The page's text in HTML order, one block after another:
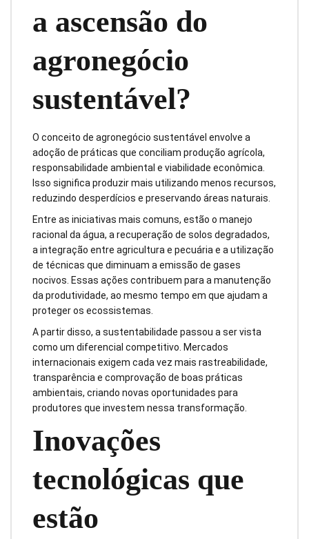
a ascensão do
agronegócio
sustentável?
O conceito de agronegócio sustentável envolve a
adoção de práticas que conciliam produção agrícola,
responsabilidade ambiental e viabilidade econômica.
Isso significa produzir mais utilizando menos recursos,
reduzindo desperdícios e preservando áreas naturais.
Entre as iniciativas mais comuns, estão o manejo
racional da água, a recuperação de solos degradados,
a integração entre agricultura e pecuária e a utilização
de técnicas que diminuam a emissão de gases
nocivos. Essas ações contribuem para a manutenção
da produtividade, ao mesmo tempo em que ajudam a
proteger os ecossistemas.
A partir disso, a sustentabilidade passou a ser vista
como um diferencial competitivo. Mercados
internacionais exigem cada vez mais rastreabilidade,
transparência e comprovação de boas práticas
ambientais, criando novas oportunidades para
produtores que investem nessa transformação.
Inovações
tecnológicas que
estão